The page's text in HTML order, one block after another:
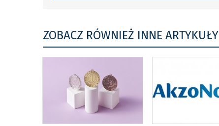
ZOBACZ RÓWNIEŻ INNE ARTYKUŁY